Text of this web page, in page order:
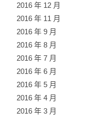
2016 年 12 月
2016 年 11 月
2016 年 9 月
2016 年 8 月
2016 年 7 月
2016 年 6 月
2016 年 5 月
2016 年 4 月
2016 年 3 月